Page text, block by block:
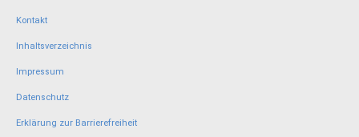
Kontakt
Inhaltsverzeichnis
Impressum
Datenschutz
Erklärung zur Barrierefreiheit